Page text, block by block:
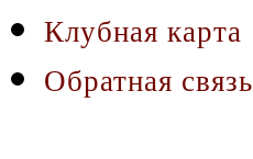
Клубная карта
Обратная связь